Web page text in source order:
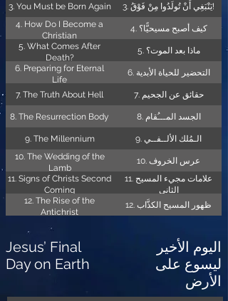
3. You Must be Born Again
3. يَنْبَغِي أَنْ تُولَدُوا مِنْ فَوْقُ!
4. How Do I Become a
Christian
4. كيف أصبح مسيحيًّا؟
5. What Comes After
Death?
5. ماذا بعد الموت؟
6. Preparing for Eternal
Life
6. التحضير للحياة الأبدية
7. The Truth About Hell 7. حقائق عن الجحيم
8. The Resurrection Body 8. الجسد المـــُقام
9. The Millennium
9. الـمُلك الألــفــي
10. The Wedding of the
Lamb
10. عرس الخروف
11. Signs of Christs Second
Coming
11. علامات مجيء المسيح
الثاني
12. The Rise of the
Antichrist
12. ظهور المسيح الكذَّاب
Jesus’ Final
Day on Earth
اليوم الأخير
ليسوع على
الأرض